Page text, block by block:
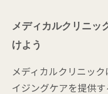
メディカルクリニッ
けよう
メディカルクリニッ
イジングケアを提供